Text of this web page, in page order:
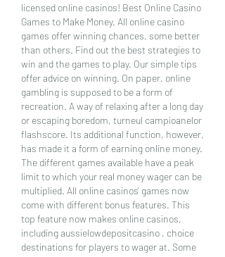
licensed online casinos! Best Online Casino
Games to Make Money. All online casino
games offer winning chances, some better
than others. Find out the best strategies to
win and the games to play. Our simple tips
offer advice on winning. On paper, online
gambling is supposed to be a form of
recreation. A way of relaxing after a long day
or escaping boredom, turneul campioanelor
flashscore. Its additional function, however,
has made it a form of earning online money.
The different games available have a peak
limit to which your real money wager can be
multiplied. All online casinos' games now
come with different bonus features. This
top feature now makes online casinos,
including aussielowdepositcasino , choice
destinations for players to wager at. Some